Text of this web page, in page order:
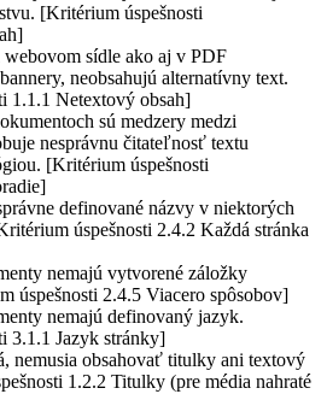
[Kritérium úspešnosti
sídle ako aj v PDF
neobsahujú alternatívny text.
1.1.1 Netextový obsah]
sú medzery medzi
nesprávnu čitateľnosť textu
[Kritérium úspešnosti
definované názvy v niektorých
úspešnosti 2.4.2 Každá stránka
nemajú vytvorené záložky
úspešnosti 2.4.5 Viacero spôsobov]
nemajú definovaný jazyk.
3.1.1 Jazyk stránky]
nemusia obsahovať titulky ani textový
1.2.2 Titulky (pre média nahraté